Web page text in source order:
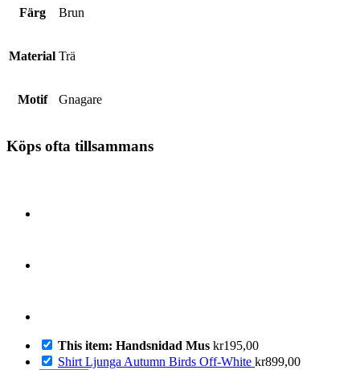
Färg Brun
Material Trä
Motif Gnagare
Köps ofta tillsammans
This item: Handsnidad Mus kr195,00
Shirt Ljunga Autumn Birds Off-White kr899,00